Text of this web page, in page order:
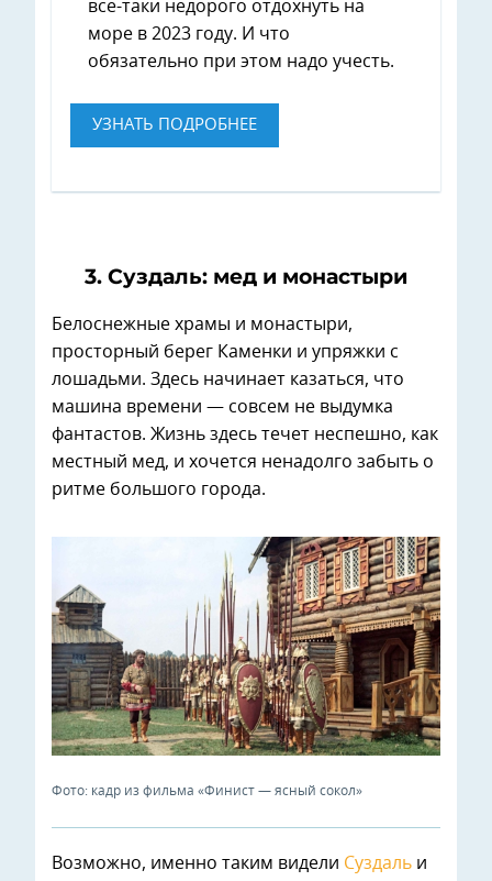
все-таки недорого отдохнуть на
море в 2023 году. И что
обязательно при этом надо учесть.
УЗНАТЬ ПОДРОБНЕЕ
3. Суздаль: мед и монастыри
Белоснежные храмы и монастыри,
просторный берег Каменки и упряжки с
лошадьми. Здесь начинает казаться, что
машина времени — совсем не выдумка
фантастов. Жизнь здесь течет неспешно, как
местный мед, и хочется ненадолго забыть о
ритме большого города.
Фото: кадр из фильма «Финист — ясный сокол»
Возможно, именно таким видели Суздаль и